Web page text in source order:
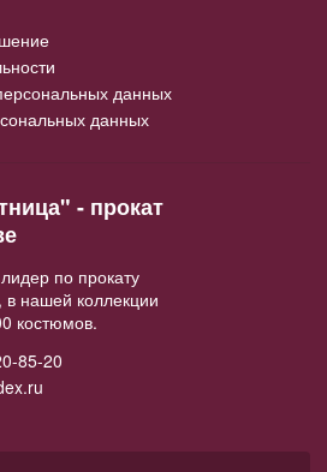
данных
данных
- прокат
по прокату
в нашей коллекции
костюмов.
85-20